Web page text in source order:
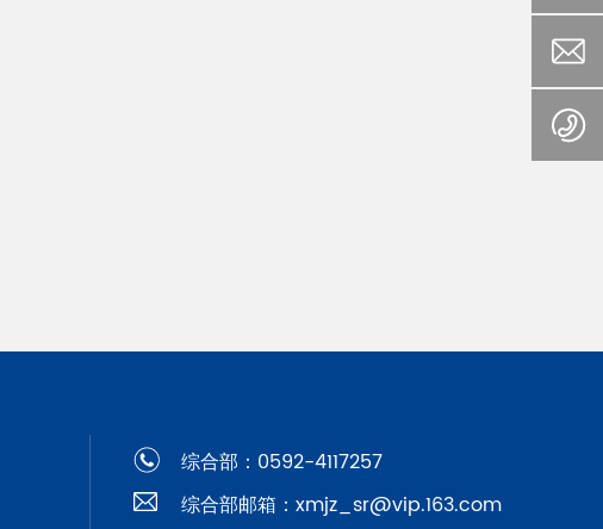
综合部：0592-4117257
综合部邮箱：xmjz_sr@vip.163.com